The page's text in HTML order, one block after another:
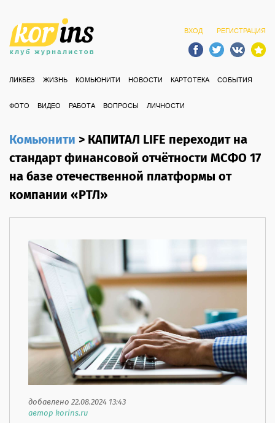
ВХОД РЕГИСТРАЦИЯ
ЛИКБЕЗ ЖИЗНЬ КОМЬЮНИТИ НОВОСТИ КАРТОТЕКА СОБЫТИЯ
ФОТО ВИДЕО РАБОТА ВОПРОСЫ ЛИЧНОСТИ
Комьюнити>КАПИТАЛ LIFE переходит на
стандарт финансовой отчётности МСФО 17
на базе отечественной платформы от
компании «РТЛ»
добавлено 22.08.2024 13:43
автор korins.ru